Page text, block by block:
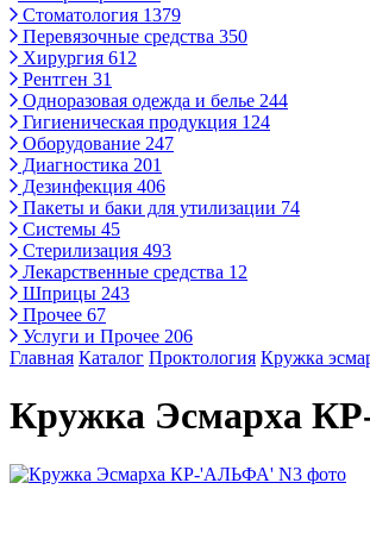
Стоматология 1379
Перевязочные средства 350
Хирургия 612
Рентген 31
Одноразовая одежда и белье 244
Гигиеническая продукция 124
Оборудование 247
Диагностика 201
Дезинфекция 406
Пакеты и баки для утилизации 74
Системы 45
Стерилизация 493
Лекарственные средства 12
Шприцы 243
Прочее 67
Услуги и Прочее 206
Главная Каталог Проктология Кружка
Кружка Эсмарха